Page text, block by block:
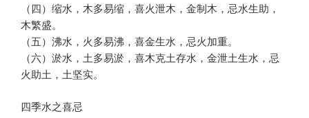
（四）缩水，木多易缩，喜火泄木，金制木，忌水生助，
木繁盛。
（五）沸水，火多易沸，喜金生水，忌火加重。
（六）淤水，土多易淤，喜木克土存水，金泄土生水，忌
火助土，土坚实。
四季水之喜忌